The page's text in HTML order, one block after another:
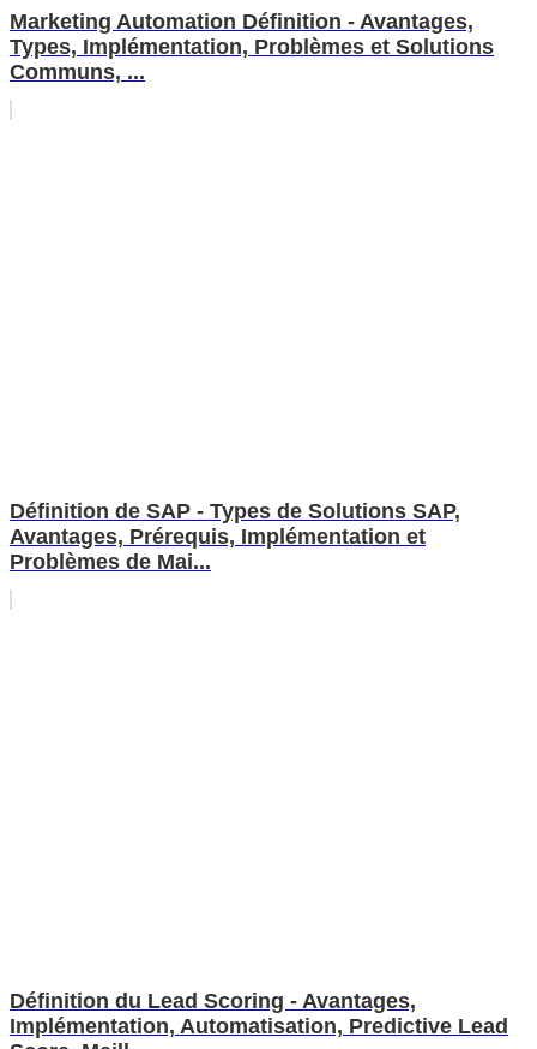
Marketing Automation Définition - Avantages,
Types, Implémentation, Problèmes et Solutions
Communs, ...
Définition de SAP - Types de Solutions SAP,
Avantages, Prérequis, Implémentation et
Problèmes de Mai...
Définition du Lead Scoring - Avantages,
Implémentation, Automatisation, Predictive Lead